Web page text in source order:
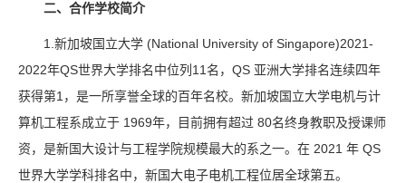
二、合作学校简介
1.新加坡国立大学 (National University of Singapore)2021-
2022年QS世界大学排名中位列11名，QS 亚洲大学排名连续四年
获得第1，是一所享誉全球的百年名校。新加坡国立大学电机与计
算机工程系成立于 1969年，目前拥有超过 80名终身教职及授课师
资，是新国大设计与工程学院规模最大的系之一。在 2021 年 QS
世界大学学科排名中，新国大电子电机工程位居全球第五。